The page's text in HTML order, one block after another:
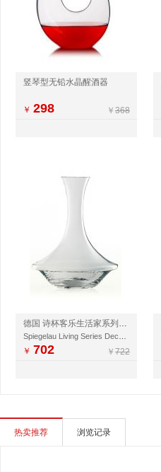
竖琴型无铅水晶醒酒器
￥ 298 ￥ 368
德国 诗杯客乐生活家系列醒酒器 1L
￥ 702 ￥ 722
热卖推荐 浏览记录